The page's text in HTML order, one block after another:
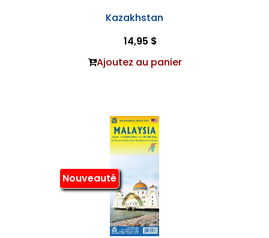
Kazakhstan
14,95 $
Ajoutez au panier
Nouveauté